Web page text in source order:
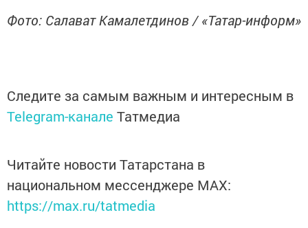
Фото: Салават Камалетдинов / «Татар-информ»
Следите за самым важным и интересным в
Telegram-канале Татмедиа
Читайте новости Татарстана в
национальном мессенджере MАХ:
https://max.ru/tatmedia